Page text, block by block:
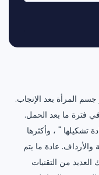
المرأة بعد الإنجاب.
فترة ما بعد الحمل.
" ، وأكثرها
والأرداف. عادة ما يتم
من التقنيات